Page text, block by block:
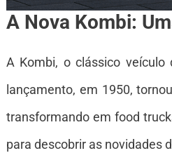
A Nova Kombi:
A Kombi, o clássico veículo
lançamento, em 1950,
transformando em food
para descobrir as novidades